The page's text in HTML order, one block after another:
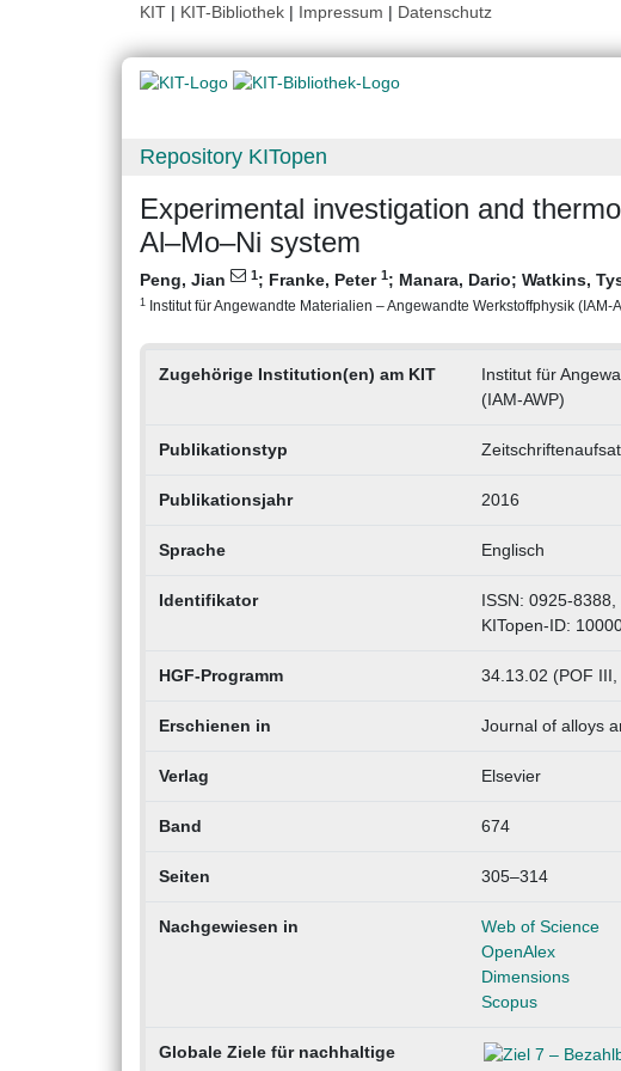
KIT | KIT-Bibliothek | Impressum | Datenschutz
Repository KITopen
Experimental investigation and
Al–Mo–Ni system
Peng, Jian 1; Franke, Peter 1; Manara, Dario; Watkins,
1 Institut für Angewandte Materialien – Angewandte Werkstoffphysik
Zugehörige Institution(en) am KIT
Institut für
(IAM-AWP)
Publikationstyp
Publikationsjahr 2016
Sprache Englisch
Identifikator
ISSN: 0925-
KITopen-ID:
HGF-Programm 34.13.02 (POF
Erschienen in Journal of alloys
Verlag Elsevier
Band 674
Seiten 305–314
Nachgewiesen in
Web of Science
OpenAlex
Dimensions
Scopus
Globale Ziele für nachhaltige